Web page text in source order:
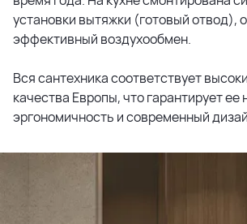
установки вытяжки (готовый отвод),
эффективный воздухообмен.
Вся сантехника соответствует
качества Европы, что гарантирует ее
эргономичность и современный